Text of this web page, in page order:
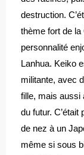
destruction.
thème fort de
personnalité
Lanhua. Keiko
militante, avec
fille, mais aussi
du futur. C’était
de nez à un
même si sous